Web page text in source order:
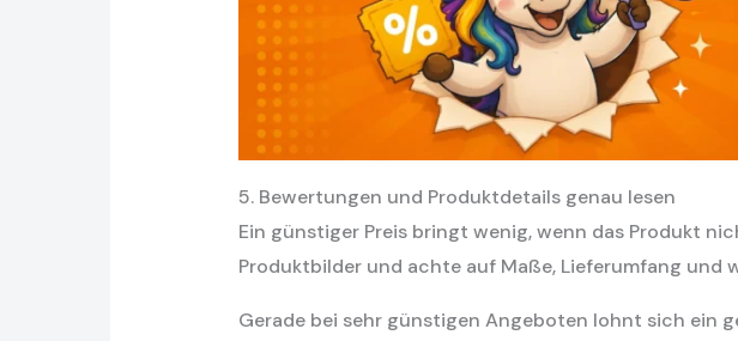
5. Bewertungen und Produktdetails genau lesen
Ein günstiger Preis bringt wenig, wenn das Produkt
Produktbilder und achte auf Maße, Lieferumfang und
Gerade bei sehr günstigen Angeboten lohnt sich ein